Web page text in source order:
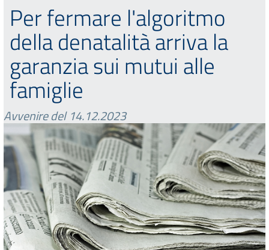
Per fermare l'algoritmo
della denatalità arriva la
garanzia sui mutui alle
famiglie
Avvenire del 14.12.2023